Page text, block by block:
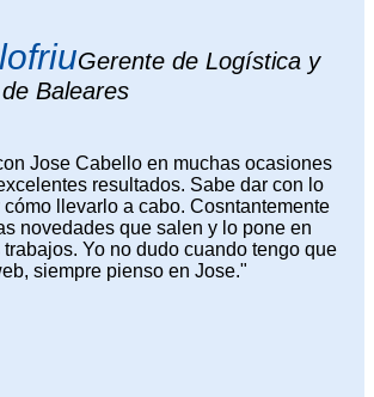
Gerente de Logística y
Baleares
Jose Cabello en muchas ocasiones
resultados. Sabe dar con lo
llevarlo a cabo. Cosntantemente
novedades que salen y lo pone en
Yo no dudo cuando tengo que
siempre pienso en Jose."